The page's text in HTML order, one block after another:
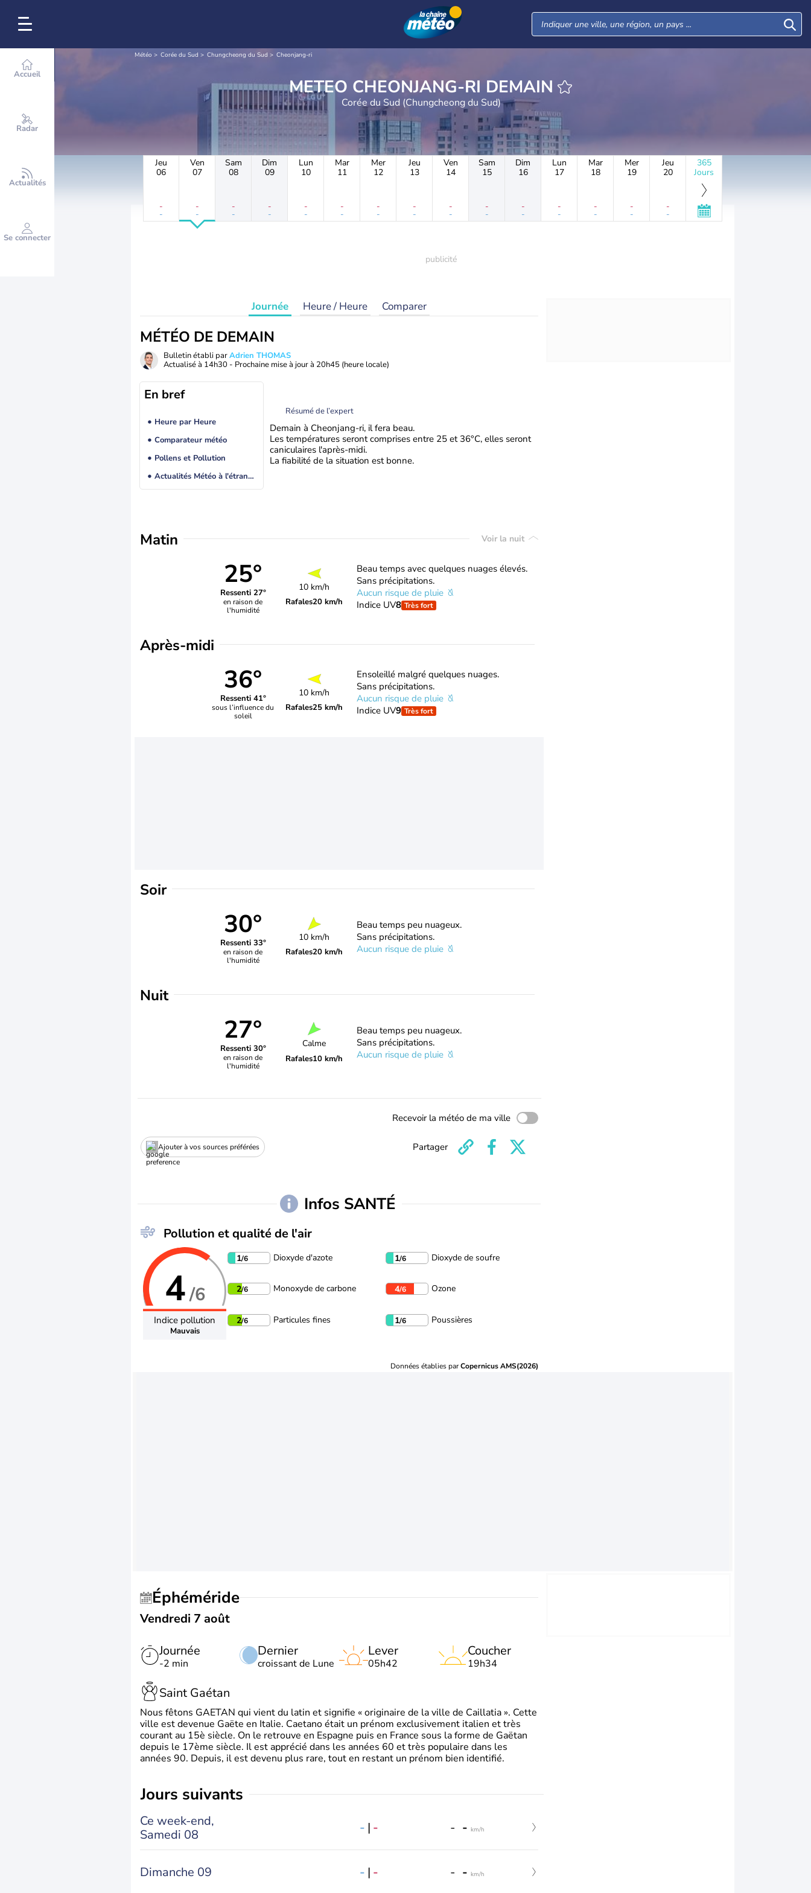
Accueil
Radar
Actualités
Se connecter
Météo Corée du Sud Chungcheong du Sud Cheonjang-ri
METEO CHEONJANG-RI DEMAIN
Corée du Sud (Chungcheong du Sud)
Jeu
06
-
-
Ven
07
-
-
Sam
08
-
-
Dim
09
-
-
Lun
10
-
-
Mar
11
-
-
Mer
12
-
-
Jeu
13
-
-
Ven
14
-
-
Sam
15
-
-
Dim
16
-
-
Lun
17
-
-
Mar
18
-
-
Mer
19
-
-
Jeu
20
-
-
365
Jours
Journée Heure / Heure Comparer
MÉTÉO DE DEMAIN
Bulletin établi parAdrien THOMAS
Actualisé à 14h30 - Prochaine mise à jour à 20h45 (heure locale)
En bref
Heure par Heure
Comparateur météo
Pollens et Pollution
Actualités Météo à l'étranger
Résumé de l’expert
Demain à Cheonjang-ri, il fera beau.
Les températures seront comprises entre 25 et 36°C, elles seront
caniculaires l'après-midi.
La fiabilité de la situation est bonne.
Matin Voir la nuit
25°
Ressenti 27°
en raison de
l'humidité
10 km/h
Rafales20 km/h
Beau temps avec quelques nuages élevés.
Sans précipitations.
Aucun risque de pluie
Indice UV8 Très fort
Après-midi
36°
Ressenti 41°
sous l’influence du
soleil
10 km/h
Rafales25 km/h
Ensoleillé malgré quelques nuages.
Sans précipitations.
Aucun risque de pluie
Indice UV9 Très fort
Soir
30°
Ressenti 33°
en raison de
l'humidité
10 km/h
Rafales20 km/h
Beau temps peu nuageux.
Sans précipitations.
Aucun risque de pluie
Nuit
27°
Ressenti 30°
en raison de
l'humidité
Calme
Rafales10 km/h
Beau temps peu nuageux.
Sans précipitations.
Aucun risque de pluie
Recevoir la météo de ma ville
Ajouter à vos sources préférées Partager
Infos SANTÉ
Pollution et qualité de l'air
4/6
Indice pollution
Mauvais
1/6 Dioxyde d'azote 1/6 Dioxyde de soufre
2/6 Monoxyde de carbone 4/6 Ozone
2/6 Particules fines 1/6 Poussières
Données établies parCopernicus AMS(2026)
Éphéméride
Vendredi 7 août
Journée
-2 min
Dernier
croissant de Lune
Lever
05h42
Coucher
19h34
Saint Gaétan
Nous fêtons GAETAN qui vient du latin et signifie « originaire de la ville de Caillatia ». Cette
ville est devenue Gaëte en Italie. Caetano était un prénom exclusivement italien et très
courant au 15è siècle. On le retrouve en Espagne puis en France sous la forme de Gaëtan
depuis le 17ème siècle. Il est apprécié dans les années 60 et très populaire dans les
années 90. Depuis, il est devenu plus rare, tout en restant un prénom bien identifié.
jours suivants
Ce week-end,
Samedi 08
- | - - - km/h
Dimanche 09 - | - - - km/h